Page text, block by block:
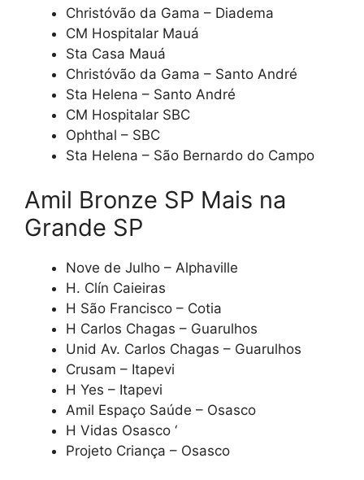
Christóvão da Gama – Diadema
CM Hospitalar Mauá
Sta Casa Mauá
Christóvão da Gama – Santo André
Sta Helena – Santo André
CM Hospitalar SBC
Ophthal – SBC
Sta Helena – São Bernardo do Campo
Amil Bronze SP Mais na
Grande SP
Nove de Julho – Alphaville
H. Clín Caieiras
H São Francisco – Cotia
H Carlos Chagas – Guarulhos
Unid Av. Carlos Chagas – Guarulhos
Crusam – Itapevi
H Yes – Itapevi
Amil Espaço Saúde – Osasco
H Vidas Osasco ‘
Projeto Criança – Osasco